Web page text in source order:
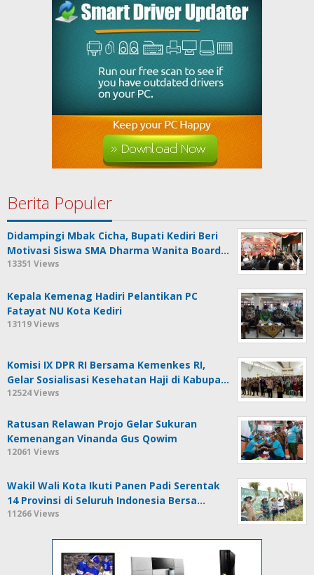
Berita Populer
Didampingi Mbak Cicha, Bupati Kediri Beri
Motivasi Siswa SMA Dharma Wanita Board…
13351 Views
Kepala Kemenag Hadiri Pelantikan PC
Fatayat NU Kota Kediri
13119 Views
Komisi IX DPR RI Bersama Kemenkes RI,
Gelar Sosialisasi Kesehatan Haji di Kabupa…
12524 Views
Ratusan Relawan Projo Gelar Sukuran
Kemenangan Vinanda Gus Qowim
12061 Views
Wakil Wali Kota Ikuti Panen Padi Serentak
14 Provinsi di Seluruh Indonesia Bersa…
11266 Views